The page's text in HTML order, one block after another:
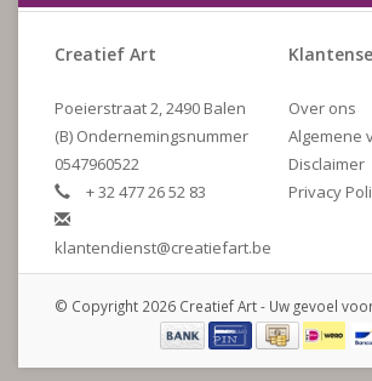
Creatief Art
Poeierstraat 2, 2490 Balen
(B) Ondernemingsnummer
0547960522
+ 32 477 26 52 83
klantendienst@creatiefart.be
Over ons
Algemene
Disclaimer
Privacy
© Copyright 2026 Creatief Art - Uw gevoel